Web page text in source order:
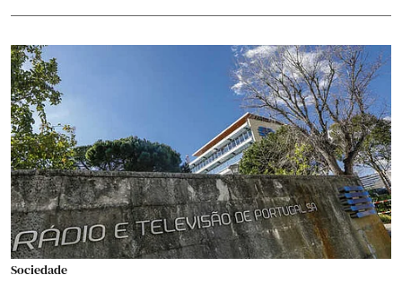
Sociedade